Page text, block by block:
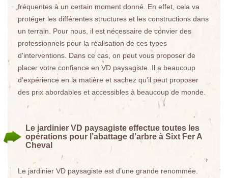
fréquentes à un certain moment donné. En effet, cela va
protéger les différentes structures et les constructions dans
un terrain. Pour nous, il est nécessaire de convier des
professionnels pour la réalisation de ces types
d'interventions. Dans ce cas, on peut vous proposer de
placer votre confiance en VD paysagiste. Il a beaucoup
d'expérience en la matière et sachez qu'il peut proposer
des prix abordables et accessibles à beaucoup de monde.
Le jardinier VD paysagiste effectue toutes les
opérations pour l’abattage d’arbre à Sixt Fer A
Cheval
Le jardinier VD paysagiste est d’une grande renommée.